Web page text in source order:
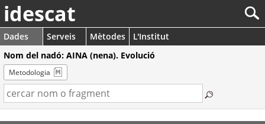
idescat
Dades Serveis Mètodes
L'Institut
Nom del nadó: AINA (nena). Evolució
Metodologia